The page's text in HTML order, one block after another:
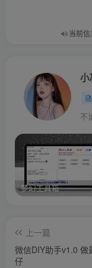
当前
小
不
梦
上一篇
微信DIY助手v1.0 做
仔